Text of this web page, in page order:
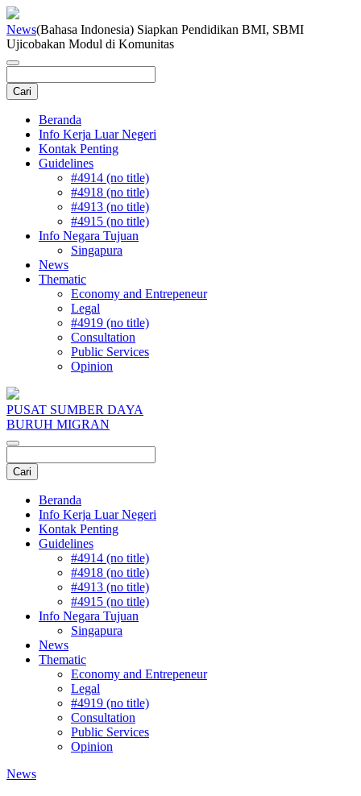
News(Bahasa Indonesia) Siapkan Pendidikan BMI, SBMI
Ujicobakan Modul di Komunitas
Beranda
Info Kerja Luar Negeri
Kontak Penting
Guidelines
#4914 (no title)
#4918 (no title)
#4913 (no title)
#4915 (no title)
Info Negara Tujuan
Singapura
News
Thematic
Economy and Entrepeneur
Legal
#4919 (no title)
Consultation
Public Services
Opinion
PUSAT SUMBER DAYA
BURUH MIGRAN
Beranda
Info Kerja Luar Negeri
Kontak Penting
Guidelines
#4914 (no title)
#4918 (no title)
#4913 (no title)
#4915 (no title)
Info Negara Tujuan
Singapura
News
Thematic
Economy and Entrepeneur
Legal
#4919 (no title)
Consultation
Public Services
Opinion
News